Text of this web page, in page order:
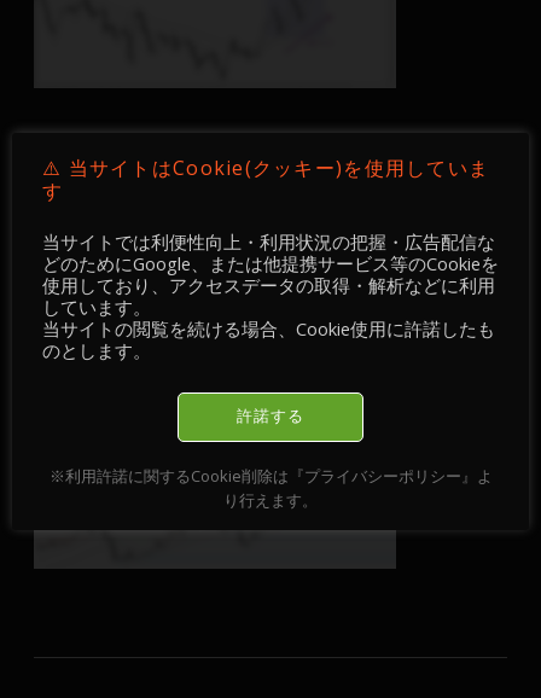
4時間足 (DEVGRU Academyメンバーのみ)
⚠️ 当サイトはCookie(クッキー)を使用していま
す
当サイトでは利便性向上・利用状況の把握・広告配信な
どのためにGoogle、または他提携サービス等のCookieを
使用しており、アクセスデータの取得・解析などに利用
しています。
当サイトの閲覧を続ける場合、Cookie使用に許諾したも
のとします。
許諾する
※利用許諾に関するCookie削除は『プライバシーポリシー』よ
り行えます。